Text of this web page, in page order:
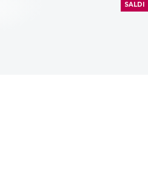
SALDI